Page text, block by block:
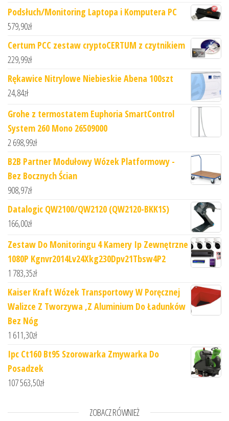
Podsłuch/Monitoring Laptopa i Komputera PC
579,90zł
Certum PCC zestaw cryptoCERTUM z czytnikiem
229,99zł
Rękawice Nitrylowe Niebieskie Abena 100szt
24,84zł
Grohe z termostatem Euphoria SmartControl
System 260 Mono 26509000
2 698,99zł
B2B Partner Modułowy Wózek Platformowy -
Bez Bocznych Ścian
908,97zł
Datalogic QW2100/QW2120 (QW2120-BKK1S)
166,00zł
Zestaw Do Monitoringu 4 Kamery Ip Zewnętrzne
1080P Kgnvr2014Lv24Xkg230Dpv21Tbsw4P2
1 783,35zł
Kaiser Kraft Wózek Transportowy W Poręcznej
Walizce Z Tworzywa ,Z Aluminium Do Ładunków
Bez Nóg
1 611,30zł
Ipc Ct160 Bt95 Szorowarka Zmywarka Do
Posadzek
107 563,50zł
ZOBACZ RÓWNIEŻ